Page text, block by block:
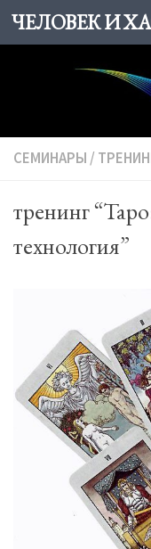
Skip to content
ЧЕЛОВЕК И
СЕМИНАРЫ /
тренинг
технология”